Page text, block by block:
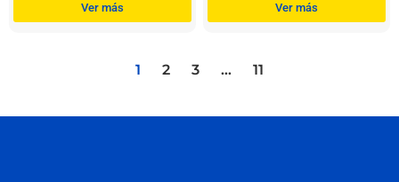
Ver más Ver más
1 2 3 … 11